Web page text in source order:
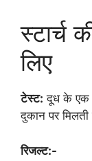
स्टार्च
लिए
टेस्ट: दूध के एक
दुकान पर
रिजल्ट:-